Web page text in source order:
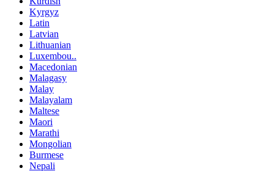
Kyrgyz
Latin
Latvian
Lithuanian
Luxembou..
Macedonian
Malagasy
Malay
Malayalam
Maltese
Maori
Marathi
Mongolian
Burmese
Nepali